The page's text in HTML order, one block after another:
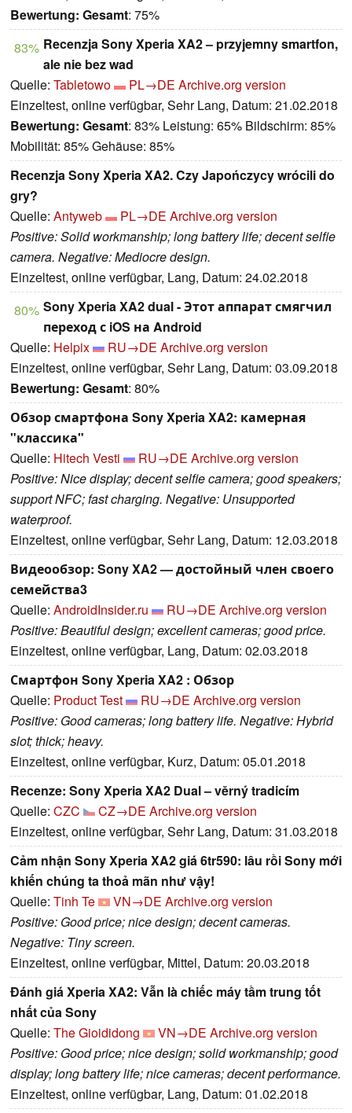
Bewertung: Gesamt: 75%
83% Recenzja Sony Xperia XA2 – przyjemny smartfon,
ale nie bez wad
Quelle: Tabletowo PL→DE Archive.org version
Einzeltest, online verfügbar, Sehr Lang, Datum: 21.02.2018
Bewertung: Gesamt: 83% Leistung: 65% Bildschirm: 85%
Mobilität: 85% Gehäuse: 85%
Recenzja Sony Xperia XA2. Czy Japończycy wrócili do
gry?
Quelle: Antyweb PL→DE Archive.org version
Positive: Solid workmanship; long battery life; decent selfie
camera. Negative: Mediocre design.
Einzeltest, online verfügbar, Lang, Datum: 24.02.2018
80% Sony Xperia XA2 dual - Этот аппарат смягчил
переход с iOS на Android
Quelle: Helpix RU→DE Archive.org version
Einzeltest, online verfügbar, Sehr Lang, Datum: 03.09.2018
Bewertung: Gesamt: 80%
Обзор смартфона Sony Xperia XA2: камерная
"классика"
Quelle: Hitech Vesti RU→DE Archive.org version
Positive: Nice display; decent selfie camera; good speakers;
support NFC; fast charging. Negative: Unsupported
waterproof.
Einzeltest, online verfügbar, Sehr Lang, Datum: 12.03.2018
Видеообзор: Sony XA2 — достойный член своего
семейства3
Quelle: AndroidInsider.ru RU→DE Archive.org version
Positive: Beautiful design; excellent cameras; good price.
Einzeltest, online verfügbar, Lang, Datum: 02.03.2018
Смартфон Sony Xperia XA2 : Обзор
Quelle: Product Test RU→DE Archive.org version
Positive: Good cameras; long battery life. Negative: Hybrid
slot; thick; heavy.
Einzeltest, online verfügbar, Kurz, Datum: 05.01.2018
Recenze: Sony Xperia XA2 Dual – věrný tradicím
Quelle: CZC CZ→DE Archive.org version
Einzeltest, online verfügbar, Sehr Lang, Datum: 31.03.2018
Cảm nhận Sony Xperia XA2 giá 6tr590: lâu rồi Sony mới
khiến chúng ta thoả mãn như vậy!
Quelle: Tinh Te VN→DE Archive.org version
Positive: Good price; nice design; decent cameras.
Negative: Tiny screen.
Einzeltest, online verfügbar, Mittel, Datum: 20.03.2018
Đánh giá Xperia XA2: Vẫn là chiếc máy tầm trung tốt
nhất của Sony
Quelle: The Gioididong VN→DE Archive.org version
Positive: Good price; nice design; solid workmanship; good
display; long battery life; nice cameras; decent performance.
Einzeltest, online verfügbar, Lang, Datum: 01.02.2018